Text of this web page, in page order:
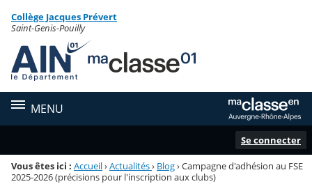
Menu de la rubrique
Contenu
Collège Jacques Prévert
Saint-Genis-Pouilly
MENU
Se connecter
Vous êtes ici : Accueil›Actualités› Blog›Campagne d'adhésion au FSE
2025-2026 (précisions pour l'inscription aux clubs)